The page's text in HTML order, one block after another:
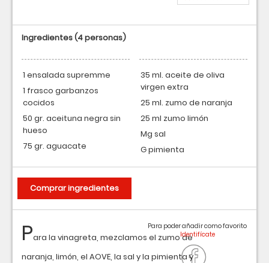
Para la vinagreta, mezclamos el zumo de
naranja, limón, el AOVE, la sal y la pimienta y
Para poder añadir como favorito
Ingredientes(4 personas)
1 ensalada supremme
1 frasco garbanzos
cocidos
50 gr. aceituna negra sin
hueso
75 gr. aguacate
35 ml. aceite de oliva
virgen extra
25 ml. zumo de naranja
25 ml zumo limón
Mg sal
G pimienta
Comprar ingredientes